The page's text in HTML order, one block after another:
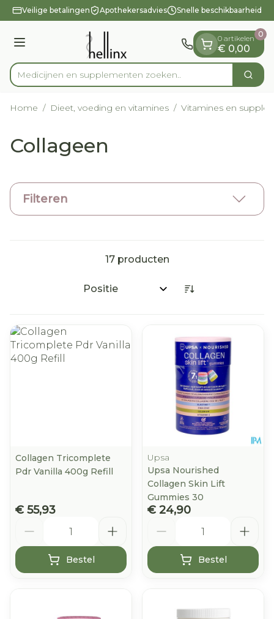
Ga naar de inhoud
1 van 1
Veilige betalingen Apothekersadvies Snelle beschikbaarheid
Menu
Product, merk, categorie...
Medicijnen en suppleme Zoek
0 artikelen
€ 0,00
0
Home / Dieet, voeding en vitamines / Vitamines en
Collageen
Filteren
17producten
Sorteer op:
Collagen Tricomplete
Pdr Vanilla 400g Refill
€ 55,93
Bestel
Upsa
Upsa Nourished
Collagen Skin Lift
Gummies 30
€ 24,90
Bestel